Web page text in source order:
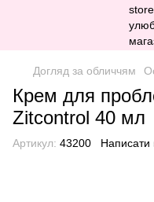
Догляд за обличчям
Крем для
Zitcontrol 40 мл
Артикул: 43200 Написати